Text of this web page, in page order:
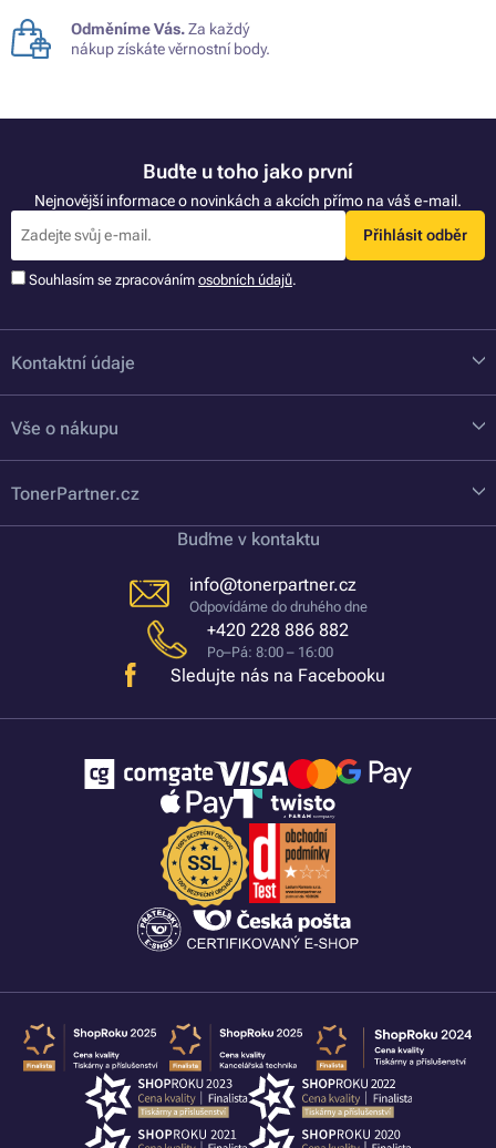
Odměníme Vás.Za každý
nákup získáte věrnostní body.
Buďte u toho jako první
Nejnovější informace o novinkách a akcích přímo na váš e-mail.
Přihlásit odběr
Souhlasím se zpracováním osobních údajů.
Kontaktní údaje
Vše o nákupu
TonerPartner.cz
Buďme v kontaktu
info@tonerpartner.cz
Odpovídáme do druhého dne
+420 228 886 882
Po–Pá: 8:00 – 16:00
Sledujte nás na Facebooku